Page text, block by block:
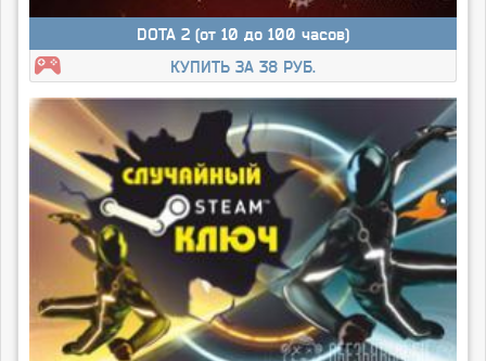
DOTA 2 (от 10 до 100 часов)
КУПИТЬ ЗА 38 РУБ.